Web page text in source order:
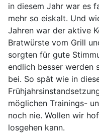
in diesem Jahr war es
mehr so eiskalt. Und
Jahren war der aktive
Bratwürste vom Grill
sorgten für gute
endlich besser werden
bei. So spät wie in
möglichen Trainings-
noch nie. Wollen wir
losgehen kann.